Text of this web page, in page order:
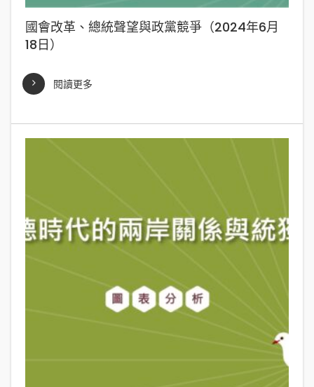
國會改革、總統聲望與政黨競爭（2024年6月
18日）
閱讀更多